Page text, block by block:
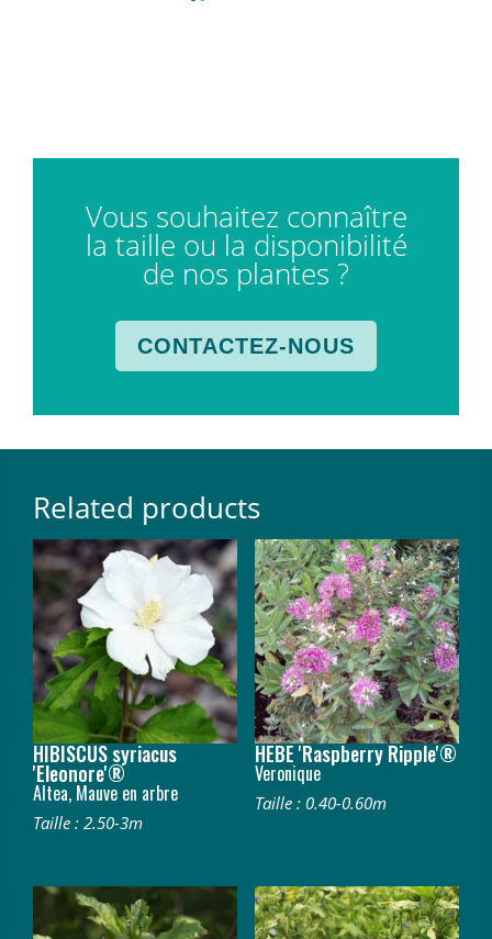
Vous souhaitez connaître
la taille ou la disponibilité
de nos plantes ?
CONTACTEZ-NOUS
Related products
HIBISCUS syriacus
'Eleonore'®
Altea, Mauve en arbre
Taille : 2.50-3m
HEBE 'Raspberry Ripple'®
Veronique
Taille : 0.40-0.60m